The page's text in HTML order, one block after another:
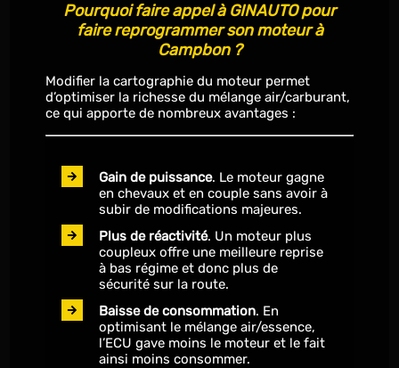
Pourquoi faire appel à GINAUTO pour
faire reprogrammer son moteur à
Campbon ?
Modifier la cartographie du moteur permet
d’optimiser la richesse du mélange air/carburant,
ce qui apporte de nombreux avantages :
Gain de puissance. Le moteur gagne
en chevaux et en couple sans avoir à
subir de modifications majeures.
Plus de réactivité. Un moteur plus
coupleux offre une meilleure reprise
à bas régime et donc plus de
sécurité sur la route.
Baisse de consommation. En
optimisant le mélange air/essence,
l’ECU gave moins le moteur et le fait
ainsi moins consommer.